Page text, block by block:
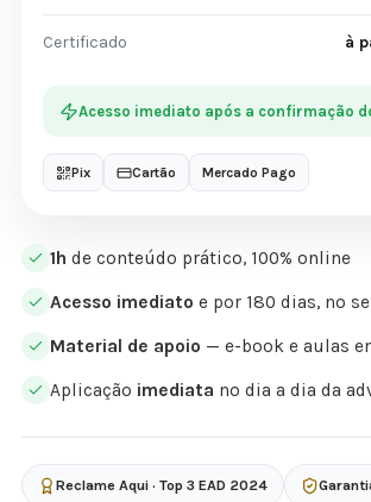
1h de conteúdo prático, 100% online
Acesso imediato e por 180 dias, no
Material de apoio — e-book e aulas
Aplicação imediata no dia a dia da
Reclame Aqui · Top 3 EAD 2024
Certificado à
Acesso imediato após a confirmação
Pix Cartão Mercado Pago